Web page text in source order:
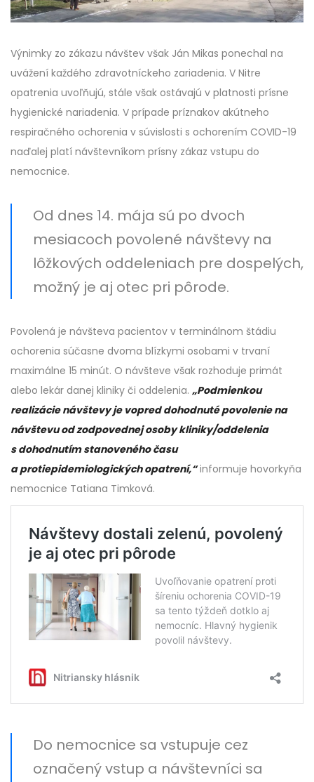
Výnimky zo zákazu návštev však Ján Mikas ponechal na
uvážení každého zdravotníckeho zariadenia. V Nitre
opatrenia uvoľňujú, stále však ostávajú v platnosti prísne
hygienické nariadenia. V prípade príznakov akútneho
respiračného ochorenia v súvislosti s ochorením COVID-19
naďalej platí návštevníkom prísny zákaz vstupu do
nemocnice.
Od dnes 14. mája sú po dvoch
mesiacoch povolené návštevy na
lôžkových oddeleniach pre dospelých,
možný je aj otec pri pôrode.
Povolená je návšteva pacientov v terminálnom štádiu
ochorenia súčasne dvoma blízkymi osobami v trvaní
maximálne 15 minút. O návšteve však rozhoduje primát
alebo lekár danej kliniky či oddelenia. „Podmienkou
realizácie návštevy je vopred dohodnuté povolenie na
návštevu od zodpovednej osoby kliniky/oddelenia
s dohodnutím stanoveného času
a protiepidemiologických opatrení,“informuje hovorkyňa
nemocnice Tatiana Timková.
Do nemocnice sa vstupuje cez
označený vstup a návštevníci sa